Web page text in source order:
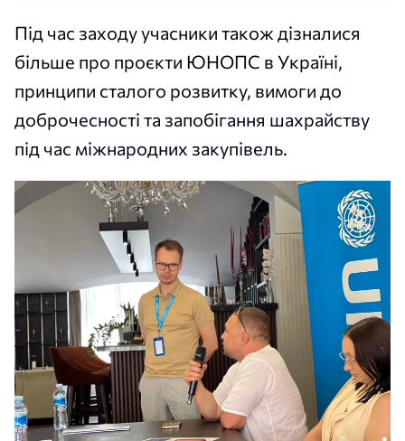
Під час заходу учасники також дізналися
більше про проєкти ЮНОПС в Україні,
принципи сталого розвитку, вимоги до
доброчесності та запобігання шахрайству
під час міжнародних закупівель.